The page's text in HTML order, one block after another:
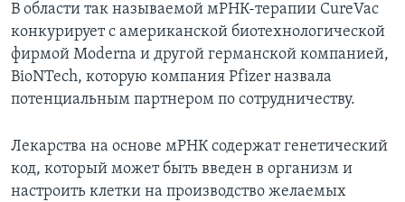
В области так называемой мРНК-терапии CureVac
конкурирует с американской биотехнологической
фирмой Moderna и другой германской компанией,
BioNTech, которую компания Pfizer назвала
потенциальным партнером по сотрудничеству.
Лекарства на основе мРНК содержат генетический
код, который может быть введен в организм и
настроить клетки на производство желаемых